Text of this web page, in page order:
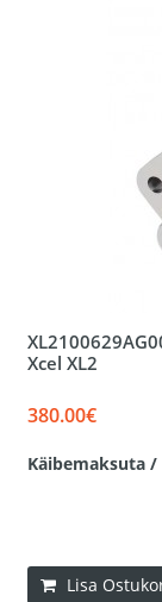
Xcel XL2
380.00€
Käibemaksuta /
Lisa